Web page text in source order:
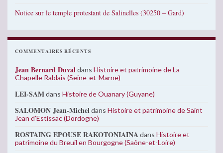
Notice sur le temple protestant de Salinelles (30250 – Gard)
COMMENTAIRES RÉCENTS
Jean Bernard Duvaldans Histoire et patrimoine de La
Chapelle Rablais (Seine-et-Marne)
LEI-SAMdans Histoire de Ouanary (Guyane)
SALOMON Jean-Micheldans Histoire et patrimoine de Saint
Jean d’Estissac (Dordogne)
ROSTAING EPOUSE RAKOTONIAINAdans Histoire et
patrimoine du Breuil en Bourgogne (Saône-et-Loire)